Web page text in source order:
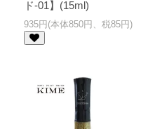
ド-01】(15ml)
935円(本体850円、税85円)